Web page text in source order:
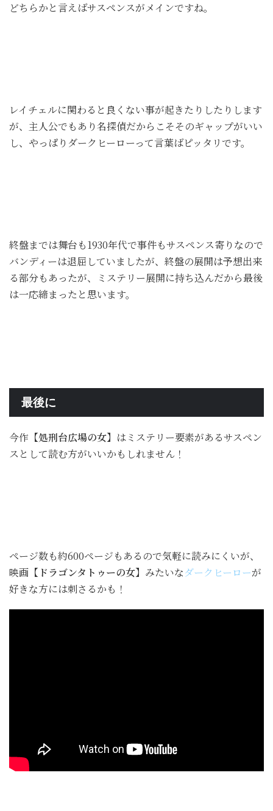
どちらかと言えばサスペンスがメインですね。
レイチェルに関わると良くない事が起きたりしたりします
が、主人公でもあり名探偵だからこそそのギャップがいい
し、やっぱりダークヒーローって言葉ばピッタリです。
終盤までは舞台も1930年代で事件もサスペンス寄りなので
バンディーは退屈していましたが、終盤の展開は予想出来
る部分もあったが、ミステリー展開に持ち込んだから最後
は一応締まったと思います。
最後に
今作 【処刑台広場の女】 はミステリー要素があるサスペン
スとして読む方がいいかもしれません！
ページ数も約600ページもあるので気軽に読みにくいが、
映画 【ドラゴンタトゥーの女】 みたいなダークヒーローが
好きな方には刺さるかも！